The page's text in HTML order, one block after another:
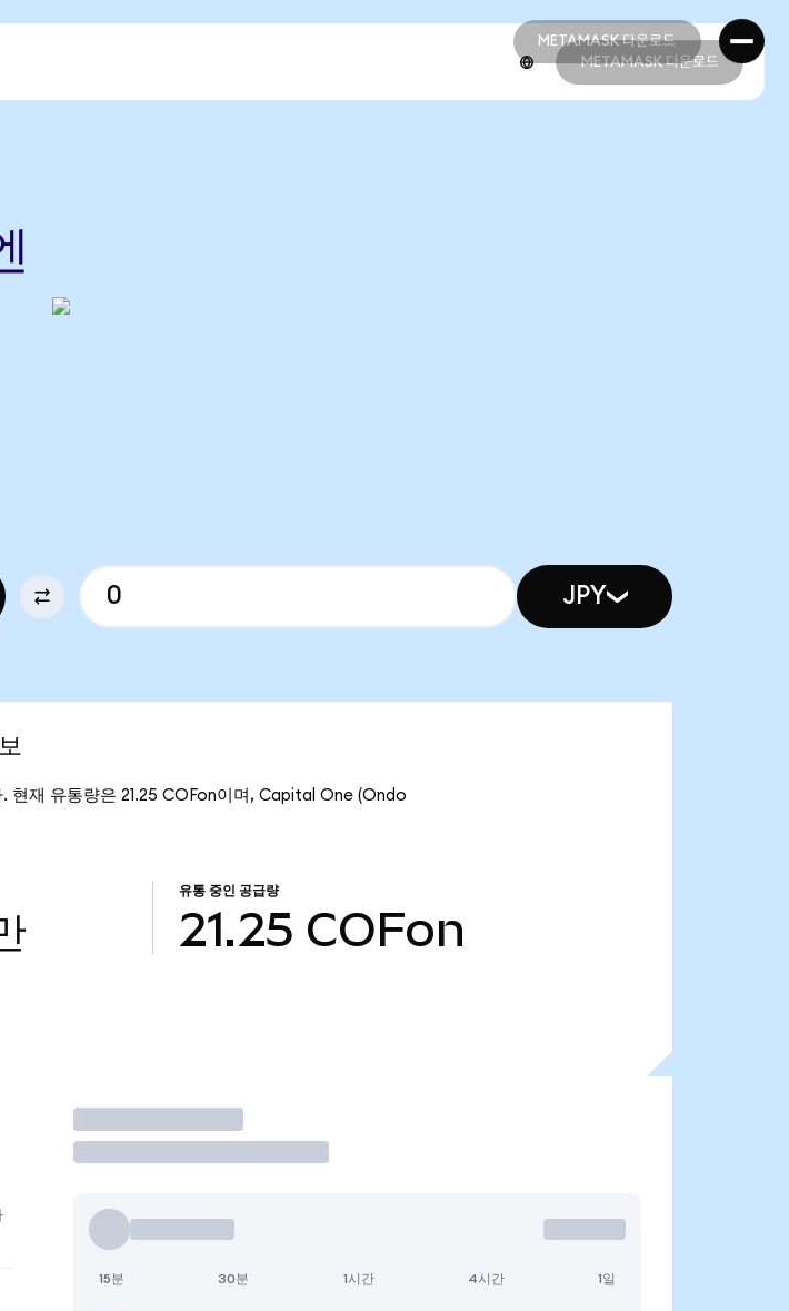
METAMASK 다운로드
METAMASK 다운로드
METAMASK 다운로드
JPY
재 유통량은 21.25 COFon이며, Capital One (Ondo
유통 중인 공급량
21.25 COFon
거래
15분 30분 1시간 4시간 1일